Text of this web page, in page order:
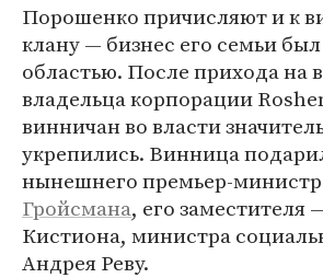
Порошенко причисляют и к
клану — бизнес его семьи был
областью. После прихода на
владельца корпорации
винничан во власти
укрепились. Винница
нынешнего премьер-
Гройсмана, его
Кистиона, министра
Андрея Реву.